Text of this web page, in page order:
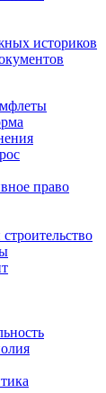
историков
право